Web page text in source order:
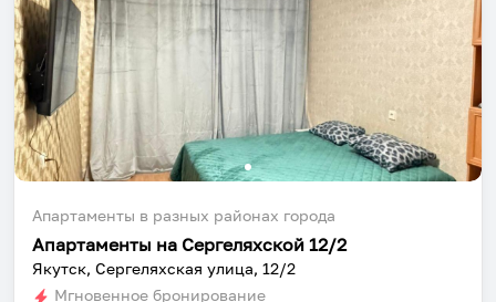
Апартаменты в разных районах города
Апартаменты на Сергеляхской 12/2
Якутск, Сергеляхская улица, 12/2
Мгновенное бронирование